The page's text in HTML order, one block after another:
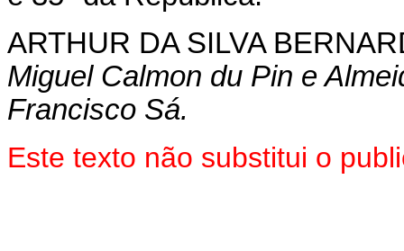
ARTHUR DA SILVA
Miguel Calmon du Pin e
Francisco Sá.
Este texto não substitui o